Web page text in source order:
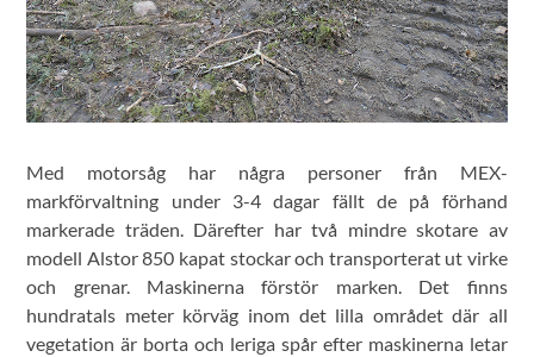
Med motorsåg har några personer från MEX-
markförvaltning under 3-4 dagar fällt de på förhand
markerade träden. Därefter har två mindre skotare av
modell Alstor 850 kapat stockar och transporterat ut virke
och grenar. Maskinerna förstör marken. Det finns
hundratals meter körväg inom det lilla området där all
vegetation är borta och leriga spår efter maskinerna letar